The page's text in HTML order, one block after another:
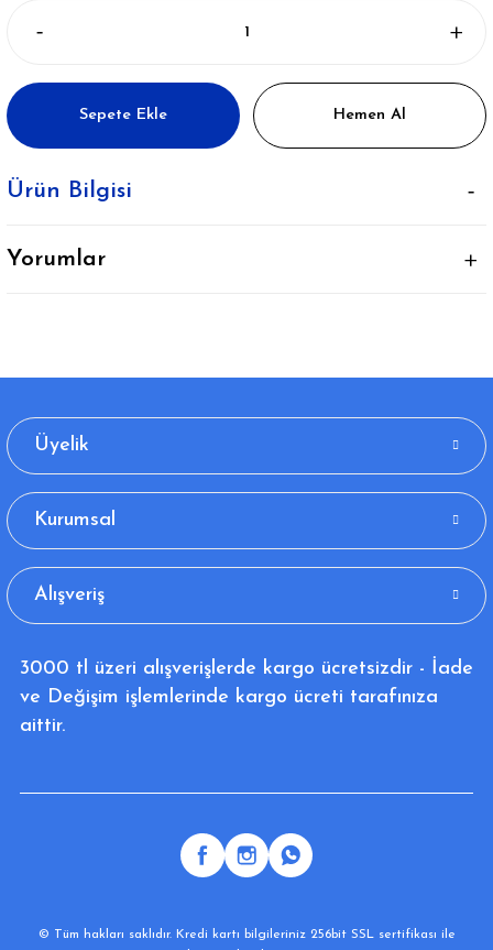
Sepete Ekle Hemen Al
Ürün Bilgisi
Yorumlar
Üyelik
Kurumsal
Alışveriş
3000 tl üzeri alışverişlerde kargo ücretsizdir - İade
ve Değişim işlemlerinde kargo ücreti tarafınıza
aittir.
© Tüm hakları saklıdır. Kredi kartı bilgileriniz 256bit SSL sertifikası ile